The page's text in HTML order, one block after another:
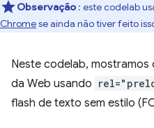
Observação : este codelab
Chromese ainda não tiver feito
Neste codelab,
da Web usando
flash de texto sem estilo